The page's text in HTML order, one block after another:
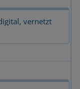
vernetzt